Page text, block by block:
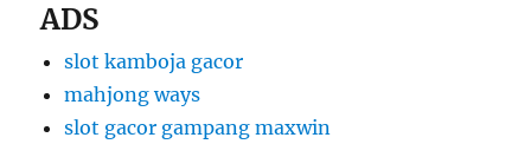
ADS
slot kamboja gacor
mahjong ways
slot gacor gampang maxwin